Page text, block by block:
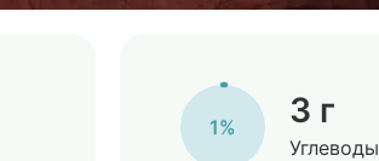
1% 3 г
Углеводы